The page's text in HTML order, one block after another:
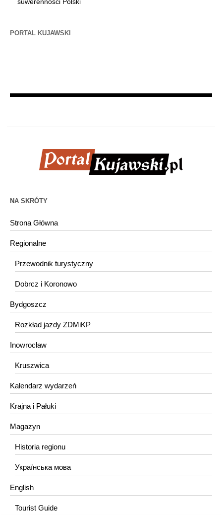
PORTAL KUJAWSKI
NA SKRÓTY
Strona Główna
Regionalne
Przewodnik turystyczny
Dobrcz i Koronowo
Bydgoszcz
Rozkład jazdy ZDMiKP
Inowrocław
Kruszwica
Kalendarz wydarzeń
Krajna i Pałuki
Magazyn
Historia regionu
Українська мова
English
Tourist Guide